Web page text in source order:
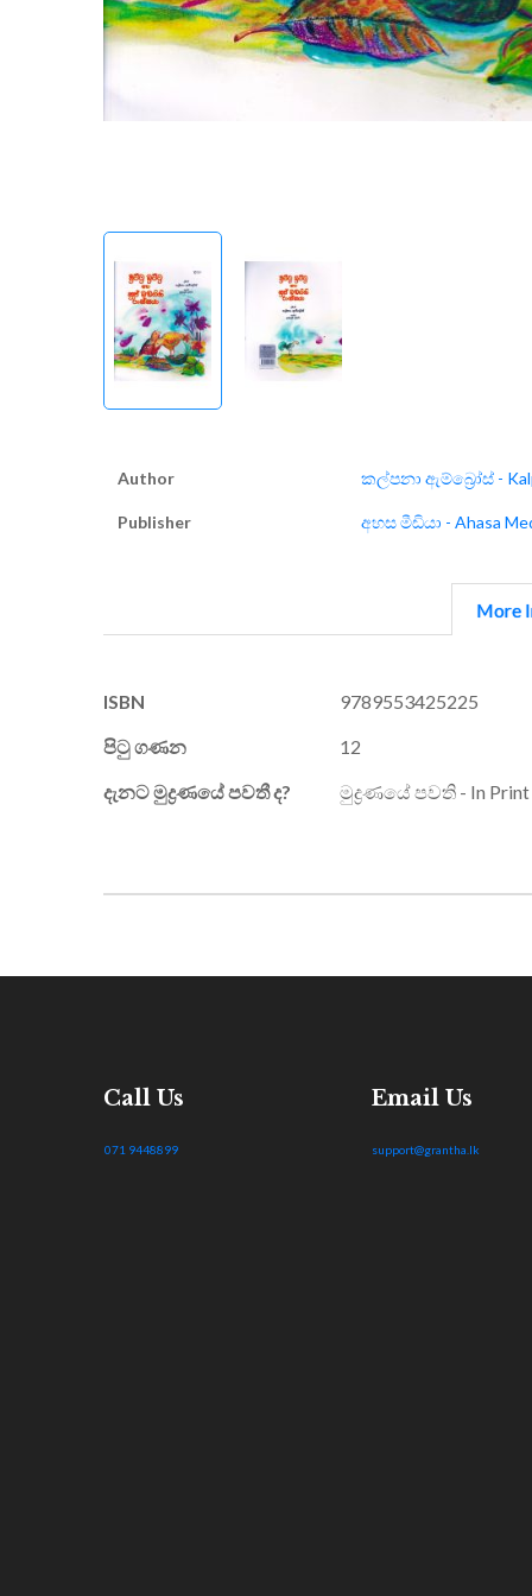
Author කල්පනා ඇම්බ්‍රෝස් -
Publisher අහස මීඩියා - Ahasa
More
More
ISBN
9789553425225
පිටු ගණන
12
දැනට මුද්‍රණයේ පවතී ද?
මුද්‍රණයේ පවති - In Print
Call Us
071 9448899
Email Us
support@grantha.lk